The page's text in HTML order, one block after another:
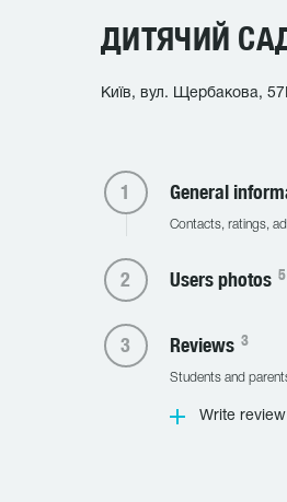
ДИТЯЧИЙ
Київ, вул. Щербакова,
General
Contacts, ratings,
Users photos 5
Reviews 3
Students and
Write review